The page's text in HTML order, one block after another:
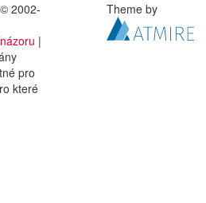
2002-
|
pro
které
Theme by